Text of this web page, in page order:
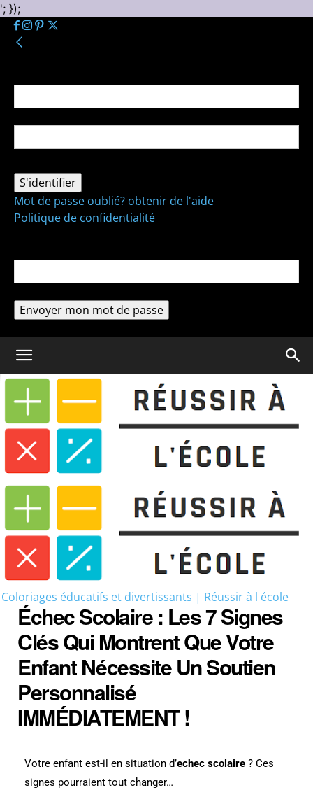
'; });
Mot de passe oublié? obtenir de l'aide
Politique de confidentialité
Coloriages éducatifs et divertissants | Réussir à l école
Coloriage Échec Scolaire : Les 7 Signes
Clés Qui Montrent Que Votre Enfant...
Échec Scolaire : Les 7 Signes
Clés Qui Montrent Que Votre
Enfant Nécessite Un Soutien
Personnalisé
IMMÉDIATEMENT !
Votre enfant est-il en situation d’echec scolaire ? Ces
signes pourraient tout changer…